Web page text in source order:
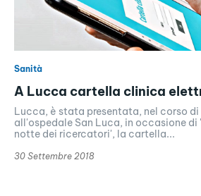
Sanità
A Lucca cartella clinica
Lucca, è stata presentata, nel corso di
all'ospedale San Luca, in occasione di
notte dei ricercatori', la cartella...
30 Settembre 2018